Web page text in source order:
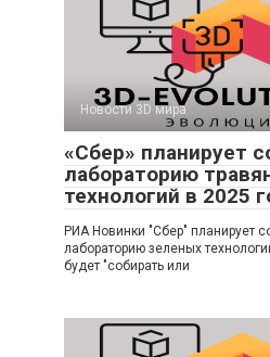
Новости 3D мира
«Сбер» планирует
лабораторию
технологий в 2025
РИА Новинки "Сбер" планирует
лабораторию зеленых
будет "собирать или